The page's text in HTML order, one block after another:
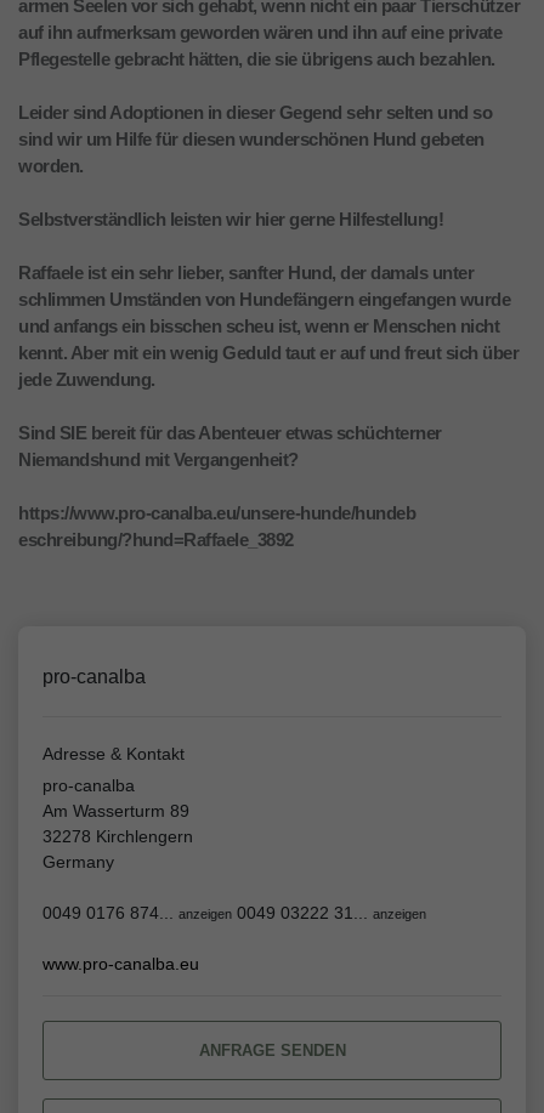
armen Seelen vor sich gehabt, wenn nicht ein paar Tierschützer
auf ihn aufmerksam geworden wären und ihn auf eine private
Pflegestelle gebracht hätten, die sie übrigens auch bezahlen.
Leider sind Adoptionen in dieser Gegend sehr selten und so
sind wir um Hilfe für diesen wunderschönen Hund gebeten
worden.
Selbstverständlich leisten wir hier gerne Hilfestellung!
Raffaele ist ein sehr lieber, sanfter Hund, der damals unter
schlimmen Umständen von Hundefängern eingefangen wurde
und anfangs ein bisschen scheu ist, wenn er Menschen nicht
kennt. Aber mit ein wenig Geduld taut er auf und freut sich über
jede Zuwendung.
Sind SIE bereit für das Abenteuer etwas schüchterner
Niemandshund mit Vergangenheit?
https://www.pro-canalba.eu/unsere-hunde/hundeb
eschreibung/?hund=Raffaele_3892
pro-canalba
Adresse & Kontakt
pro-canalba
Am Wasserturm 89
32278 Kirchlengern
Germany
0049 0176 874... anzeigen 0049 03222 31... anzeigen
www.pro-canalba.eu
ANFRAGE SENDEN